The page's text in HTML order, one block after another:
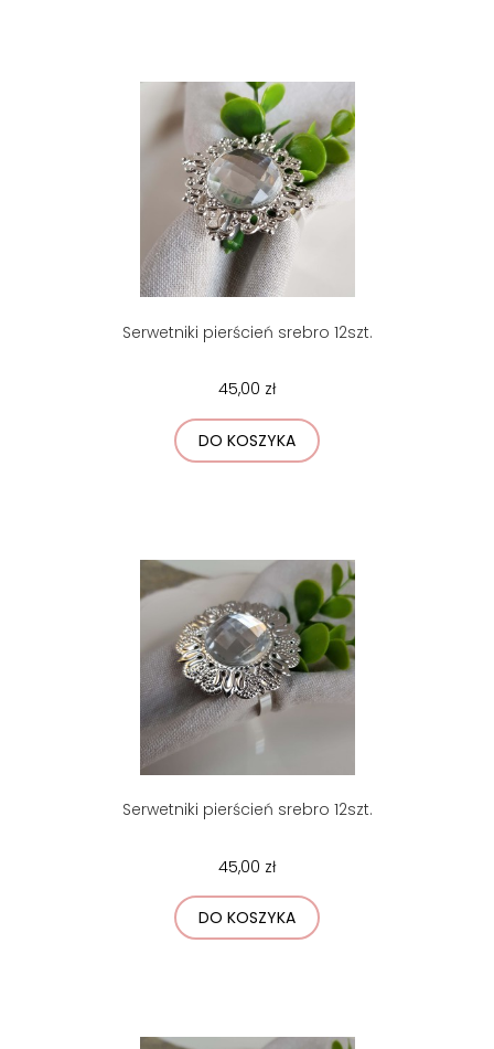
Serwetniki pierścień srebro 12szt.
45,00 zł
DO KOSZYKA
Serwetniki pierścień srebro 12szt.
45,00 zł
DO KOSZYKA